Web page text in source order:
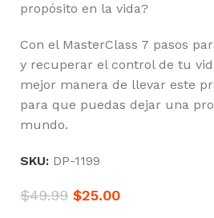
propósito en la vida?
Con el MasterClass 7 pasos
y recuperar el control de tu
mejor manera de llevar este
para que puedas dejar una
mundo.
SKU: DP-1199
$49.99 $25.00